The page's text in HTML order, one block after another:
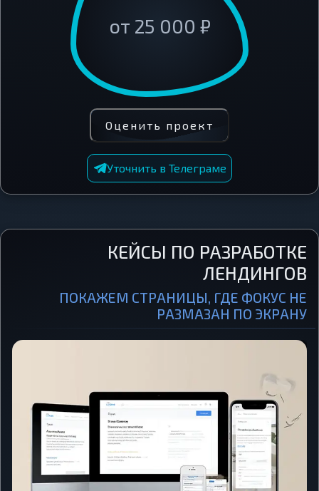
от 25 000 ₽
Оценить проект
Уточнить в Телеграме
КЕЙСЫ ПО РАЗРАБОТКЕ
ЛЕНДИНГОВ
ПОКАЖЕМ СТРАНИЦЫ, ГДЕ ФОКУС НЕ
РАЗМАЗАН ПО ЭКРАНУ